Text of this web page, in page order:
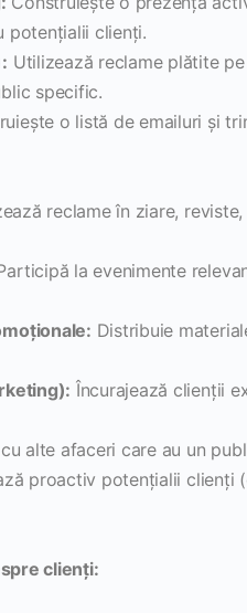
potențialii clienți.
Utilizează reclame plătite
specific.
o listă de emailuri și
reclame în ziare,
la evenimente
Distribuie
Încurajează clienții
alte afaceri care au un
proactiv potențialii clienți
clienți: